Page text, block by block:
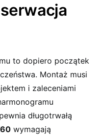
to dopiero początek
Montaż musi
i zaleceniami
długotrwałą
wymagają